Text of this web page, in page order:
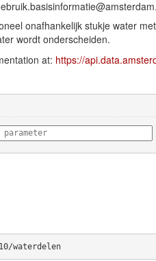
onafhankelijk stukje water
wordt onderscheiden.
at: https://
waterdelen